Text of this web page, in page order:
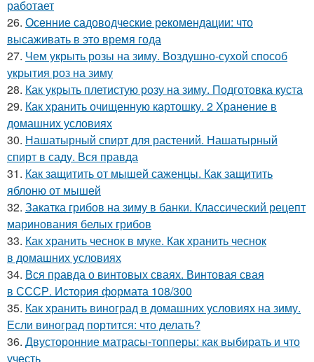
работает
26. Осенние садоводческие рекомендации: что
высаживать в это время года
27. Чем укрыть розы на зиму. Воздушно-сухой способ
укрытия роз на зиму
28. Как укрыть плетистую розу на зиму. Подготовка куста
29. Как хранить очищенную картошку. 2 Хранение в
домашних условиях
30. Нашатырный спирт для растений. Нашатырный
спирт в саду. Вся правда
31. Как защитить от мышей саженцы. Как защитить
яблоню от мышей
32. Закатка грибов на зиму в банки. Классический рецепт
маринования белых грибов
33. Как хранить чеснок в муке. Как хранить чеснок
в домашних условиях
34. Вся правда о винтовых сваях. Винтовая свая
в СССР. История формата 108/300
35. Как хранить виноград в домашних условиях на зиму.
Если виноград портится: что делать?
36. Двусторонние матрасы-топперы: как выбирать и что
учесть